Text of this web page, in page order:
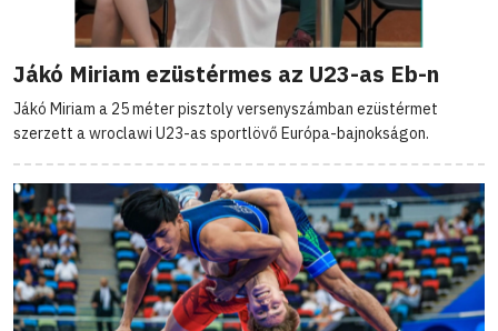
Jákó Miriam ezüstérmes az U23-as Eb-n
Jákó Miriam a 25 méter pisztoly versenyszámban ezüstérmet
szerzett a wroclawi U23-as sportlövő Európa-bajnokságon.